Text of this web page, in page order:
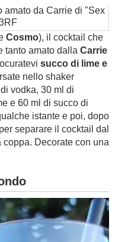
amato da Carrie di "Sex
Cosmo), il cocktail che
tanto amato dalla Carrie
succo di lime e
nello shaker
vodka, 30 ml di
e 60 ml di succo di
istante e poi, dopo
separare il cocktail dal
Decorate con una